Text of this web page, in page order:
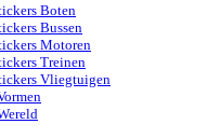
Boten
Bussen
Motoren
Treinen
Vliegtuigen